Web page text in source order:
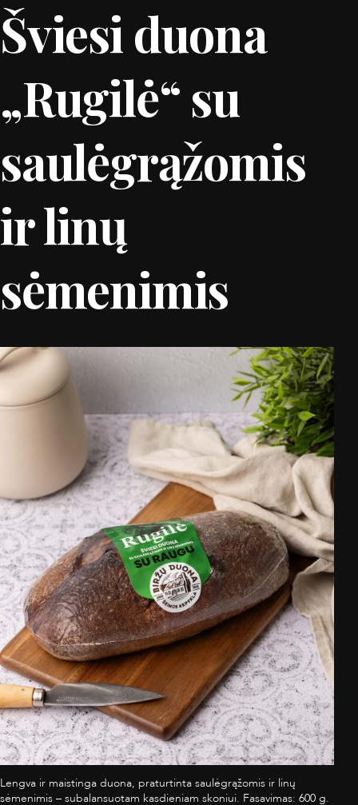
Šviesi duona
„Rugilė“ su
saulėgrąžomis
ir linų
sėmenimis
Lengva ir maistinga duona, praturtinta saulėgrąžomis ir linų
sėmenimis – subalansuotam kasdieniam skoniui. Fasavimas: 600 g.